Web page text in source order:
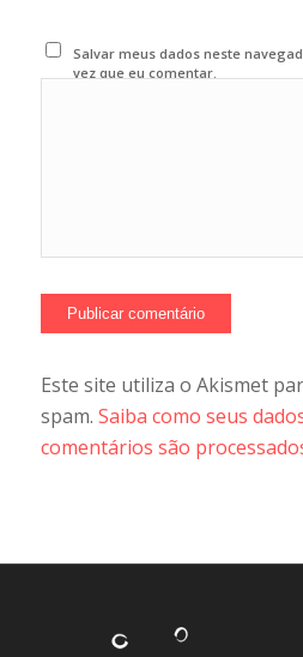
Salvar meus dados neste
vez que eu comentar.
Este site utiliza o Akismet
spam. Saiba como seus
comentários são